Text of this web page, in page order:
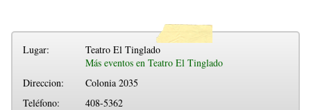
Lugar:
Teatro El Tinglado
Más eventos en Teatro El Tinglado
Direccion:
Colonia 2035
Teléfono:
408-5362